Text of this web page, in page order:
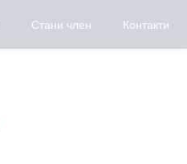
Стани член Контакти